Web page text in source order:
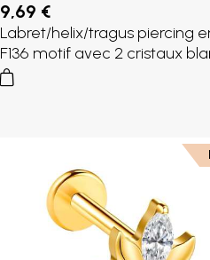
9,69 €
Labret/helix/tragus piercing
F136 motif avec 2 cristaux